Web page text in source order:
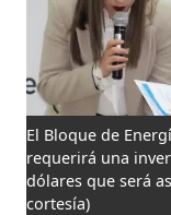
El Bloque de
requerirá una
dólares que será
cortesía)